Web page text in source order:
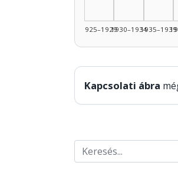
1925–19291930–19341935–1939
Kapcsolati ábra